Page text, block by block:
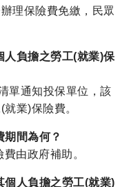
理保險費免繳，民眾
人負擔之勞工(就業)保
單通知投保單位，該
業)保險費。
間為何？
由政府補助。
個人負擔之勞工(就業)